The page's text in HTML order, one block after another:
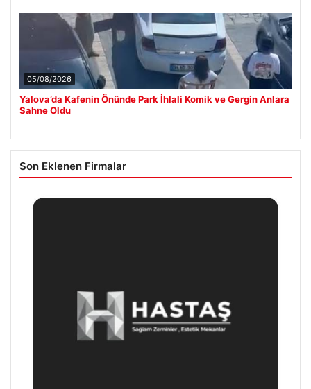
05/08/2026
Yalova’da Kafenin Önünde Park İhlali Komik ve Gergin Anlara
Sahne Oldu
Son Eklenen Firmalar